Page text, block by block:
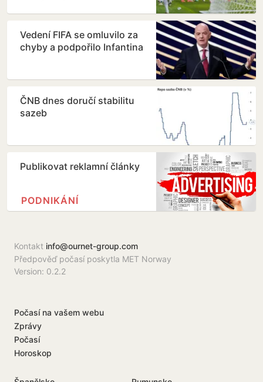
Vedení FIFA se omluvilo za
chyby a podpořilo Infantina
ČNB dnes doručí stabilitu
sazeb
Publikovat reklamní články
PODNIKÁNÍ
Kontakt info@ournet-group.com
Předpověď počasí poskytla MET Norway
Version: 0.2.2
Počasí na vašem webu
Zprávy
Počasí
Horoskop